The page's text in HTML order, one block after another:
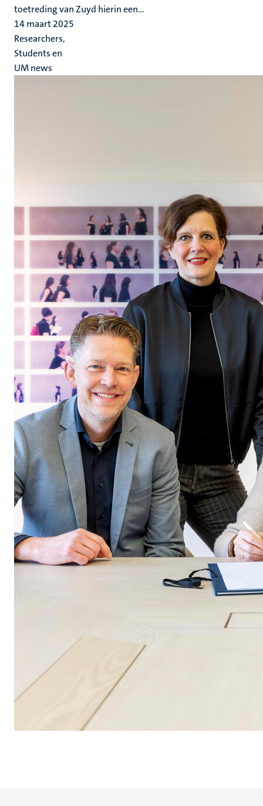
toetreding van Zuyd hierin een...
14 maart 2025
Researchers,
Students en
UM news